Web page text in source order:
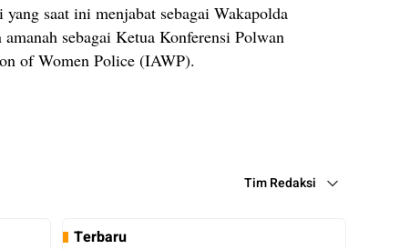
saat ini menjabat sebagai Wakapolda
sebagai Ketua Konferensi Polwan
of Women Police (IAWP).
Tim Redaksi
Terbaru